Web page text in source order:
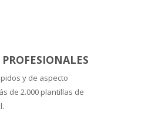
y de aspecto
de 2.000 plantillas de